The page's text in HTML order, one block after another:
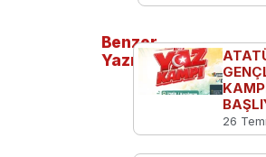
‘ı
Benzer
Yazılar
26